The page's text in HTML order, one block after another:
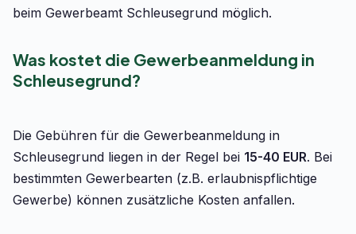
beim Gewerbeamt Schleusegrund möglich.
Was kostet die Gewerbeanmeldung in
Schleusegrund?
Die Gebühren für die Gewerbeanmeldung in
Schleusegrund liegen in der Regel bei 15-40 EUR. Bei
bestimmten Gewerbearten (z.B. erlaubnispflichtige
Gewerbe) können zusätzliche Kosten anfallen.